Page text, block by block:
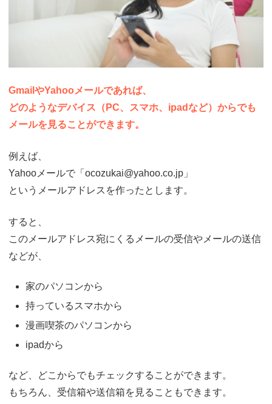
GmailやYahooメールであれば、
どのようなデバイス（PC、スマホ、ipadなど）からでも
メールを見ることができます。
例えば、
Yahooメールで「ocozukai@yahoo.co.jp」
というメールアドレスを作ったとします。
すると、
このメールアドレス宛にくるメールの受信やメールの送信
などが、
家のパソコンから
持っているスマホから
漫画喫茶のパソコンから
ipadから
など、どこからでもチェックすることができます。
もちろん、受信箱や送信箱を見ることもできます。